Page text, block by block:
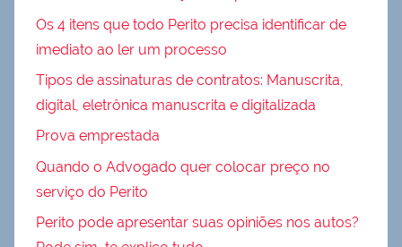
Os 4 itens que todo Perito precisa identificar de
imediato ao ler um processo
Tipos de assinaturas de contratos: Manuscrita,
digital, eletrônica manuscrita e digitalizada
Prova emprestada
Quando o Advogado quer colocar preço no
serviço do Perito
Perito pode apresentar suas opiniões nos autos?